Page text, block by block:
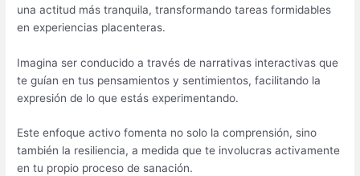
una actitud más tranquila, transformando tareas formidables
en experiencias placenteras.
Imagina ser conducido a través de narrativas interactivas que
te guían en tus pensamientos y sentimientos, facilitando la
expresión de lo que estás experimentando.
Este enfoque activo fomenta no solo la comprensión, sino
también la resiliencia, a medida que te involucras activamente
en tu propio proceso de sanación.